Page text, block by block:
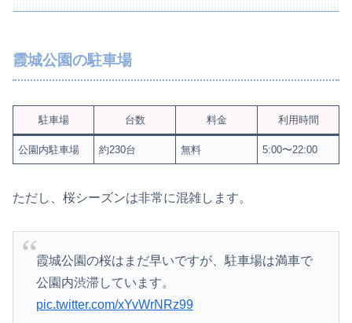
霞城公園の駐車場
駐車場 台数 料金 利用時間
公園内駐車場 約230台 無料 5:00〜22:00
ただし、桜シーズンは非常に混雑します。
霞城公園の桜はまだ早いですが、駐車場は満車で
公園内渋滞しています。
pic.twitter.com/xYvWrNRz99